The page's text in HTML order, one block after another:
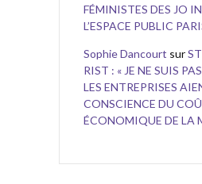
FÉMINISTES DES JO
L’ESPACE PUBLIC
Sophie Dancourt sur
RIST : « JE NE SUIS
LES ENTREPRISES
CONSCIENCE DU
ÉCONOMIQUE DE LA